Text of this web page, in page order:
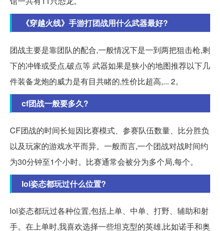
《穿越火线》手游打团战用什么武器最好?
团战主要是靠团队的配合,一般情况下是一到两把狙击枪,剩
下的冲锋或受点,破点等 武器如果是狭小的地图推荐以下几
件装备龙炮的威力是有目共睹的,性价比超高,... 2。
cf团战一般要多久?
CF团战的时间长短因比赛模式、参赛队伍数量、比分胜负
以及玩家的游戏水平而异。一般而言,一个团战对战时间约
为30分钟至1个小时。比赛通常会被分为多个局,每个。
lol姿态都玩过什么位置?
lol姿态都玩过各种位置,包括上单、中单、打野、辅助和射
手。在上单时,我喜欢选择一些坦克型的英雄,比如诺手和奥